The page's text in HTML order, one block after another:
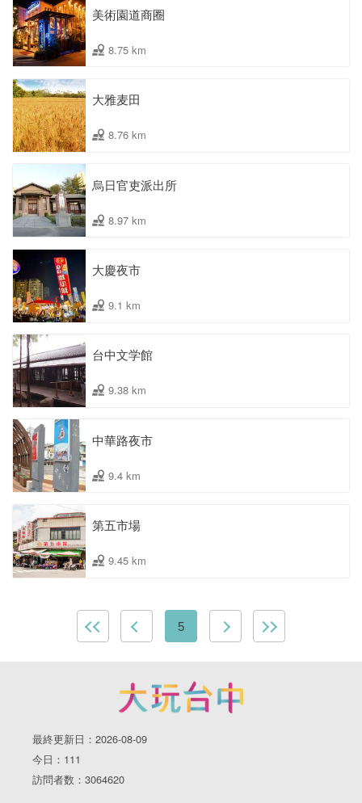
美術園道商圈
8.75 km
大雅麦田
8.76 km
烏日官吏派出所
8.97 km
大慶夜市
9.1 km
台中文学館
9.38 km
中華路夜市
9.4 km
第五市場
9.45 km
5
最終更新日：2026-08-09
今日：111
訪問者数：3064620